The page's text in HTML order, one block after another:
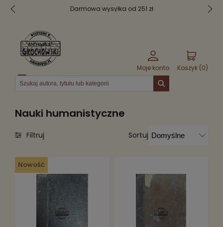
Darmowa wysyłka od 251 zł
Moje konto Koszyk (0)
Menu
Nauki humanistyczne
Sortuj
Filtruj
Nowość